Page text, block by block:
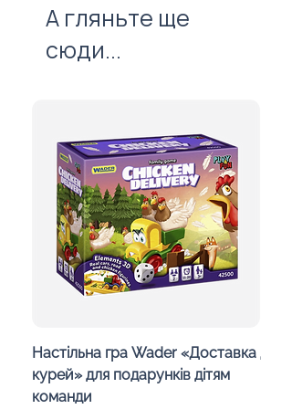
вартості нанесення.
А гляньте ще
сюди...
Настільна гра Wader «Доставка
курей» для подарунків дітям
команди